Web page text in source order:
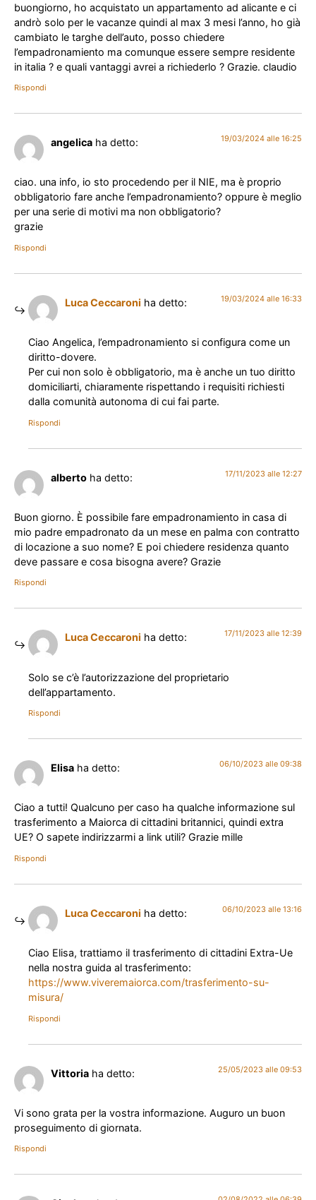
buongiorno, ho acquistato un appartamento ad alicante e ci
andrò solo per le vacanze quindi al max 3 mesi l’anno, ho già
cambiato le targhe dell’auto, posso chiedere
l’empadronamiento ma comunque essere sempre residente
in italia ? e quali vantaggi avrei a richiederlo ? Grazie. claudio
Rispondi
angelica ha detto: 19/03/2024 alle 16:25
ciao. una info, io sto procedendo per il NIE, ma è proprio
obbligatorio fare anche l’empadronamiento? oppure è meglio
per una serie di motivi ma non obbligatorio?
grazie
Rispondi
Luca Ceccaroni ha detto: 19/03/2024 alle 16:33
Ciao Angelica, l’empadronamiento si configura come un
diritto-dovere.
Per cui non solo è obbligatorio, ma è anche un tuo diritto
domiciliarti, chiaramente rispettando i requisiti richiesti
dalla comunità autonoma di cui fai parte.
Rispondi
alberto ha detto: 17/11/2023 alle 12:27
Buon giorno. È possibile fare empadronamiento in casa di
mio padre empadronato da un mese en palma con contratto
di locazione a suo nome? E poi chiedere residenza quanto
deve passare e cosa bisogna avere? Grazie
Rispondi
Luca Ceccaroni ha detto: 17/11/2023 alle 12:39
Solo se c’è l’autorizzazione del proprietario
dell’appartamento.
Rispondi
Elisa ha detto: 06/10/2023 alle 09:38
Ciao a tutti! Qualcuno per caso ha qualche informazione sul
trasferimento a Maiorca di cittadini britannici, quindi extra
UE? O sapete indirizzarmi a link utili? Grazie mille
Rispondi
Luca Ceccaroni ha detto: 06/10/2023 alle 13:16
Ciao Elisa, trattiamo il trasferimento di cittadini Extra-Ue
nella nostra guida al trasferimento:
https://www.viveremaiorca.com/trasferimento-su-
misura/
Rispondi
Vittoria ha detto: 25/05/2023 alle 09:53
Vi sono grata per la vostra informazione. Auguro un buon
proseguimento di giornata.
Rispondi